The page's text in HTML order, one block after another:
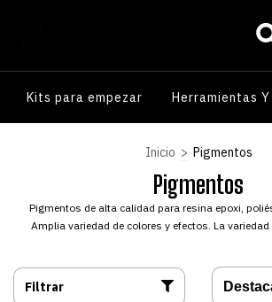
Kits para empezar Herramientas Y
Inicio > Pigmentos
Pigmentos
Pigmentos de alta calidad para resina epoxi,
Amplia variedad de colores y efectos. La
Filtrar